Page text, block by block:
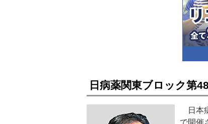
日病薬関東ブロック第
日本
で開催